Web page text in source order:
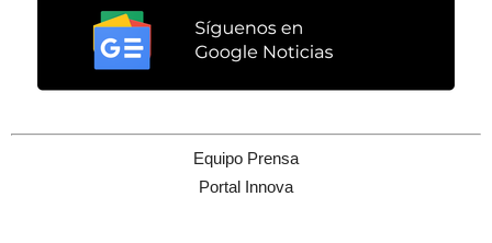
Equipo Prensa
Portal Innova